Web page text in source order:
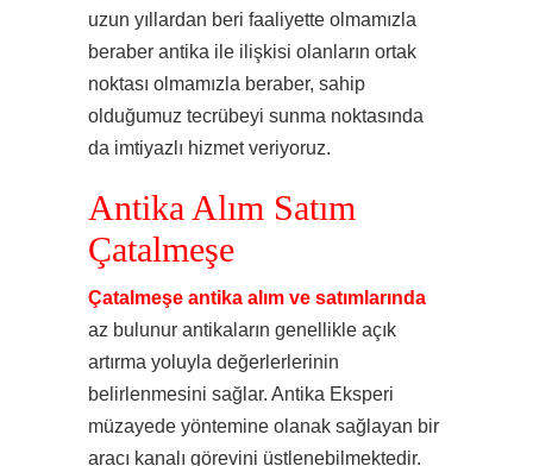
uzun yıllardan beri faaliyette olmamızla
beraber antika ile ilişkisi olanların ortak
noktası olmamızla beraber, sahip
olduğumuz tecrübeyi sunma noktasında
da imtiyazlı hizmet veriyoruz.
Antika Alım Satım
Çatalmeşe
Çatalmeşe antika alım ve satımlarında
az bulunur antikaların genellikle açık
artırma yoluyla değerlerlerinin
belirlenmesini sağlar. Antika Eksperi
müzayede yöntemine olanak sağlayan bir
aracı kanalı görevini üstlenebilmektedir.